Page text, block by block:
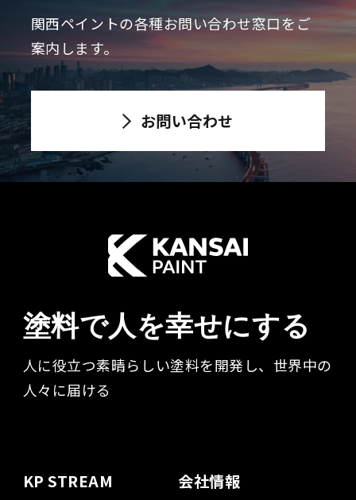
関西ペイントの各種お問い合わせ窓口をご
案内します。
お問い合わせ
塗料で人を幸せにする
人に役立つ素晴らしい塗料を開発し、世界中の
人々に届ける​
KP STREAM 会社情報